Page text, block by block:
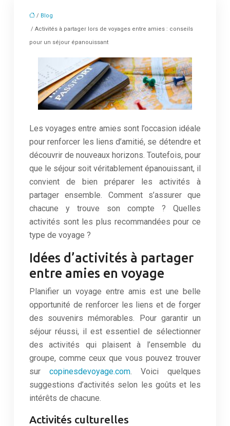
/ Blog
/ Activités à partager lors de voyages entre amies : conseils
pour un séjour épanouissant
Les voyages entre amies sont l’occasion idéale
pour renforcer les liens d’amitié, se détendre et
découvrir de nouveaux horizons. Toutefois, pour
que le séjour soit véritablement épanouissant, il
convient de bien préparer les activités à
partager ensemble. Comment s’assurer que
chacune y trouve son compte ? Quelles
activités sont les plus recommandées pour ce
type de voyage ?
Idées d’activités à partager
entre amies en voyage
Planifier un voyage entre amis est une belle
opportunité de renforcer les liens et de forger
des souvenirs mémorables. Pour garantir un
séjour réussi, il est essentiel de sélectionner
des activités qui plaisent à l’ensemble du
groupe, comme ceux que vous pouvez trouver
sur copinesdevoyage.com . Voici quelques
suggestions d’activités selon les goûts et les
intérêts de chacune.
Activités culturelles